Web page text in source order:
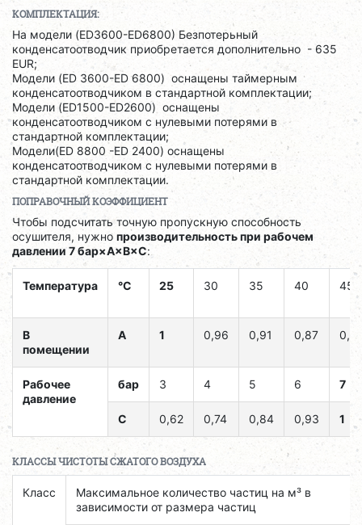
КОМПЛЕКТАЦИЯ:
На модели (ED3600-ED6800) Безпотерьный
конденсатоотводчик приобретается дополнительно - 635
EUR;
Модели (ED 3600-ED 6800) оснащены таймерным
конденсатоотводчиком в стандартной комплектации;
Модели (ED1500-ED2600) оснащены
конденсатоотводчиком с нулевыми потерями в
стандартной комплектации;
Модели(ED 8800 -ED 2400) оснащены
конденсатоотводчиком с нулевыми потерями в
стандартной комплектации.
ПОПРАВОЧНЫЙ КОЭФФИЦИЕНТ
Чтобы подсчитать точную пропускную способность
осушителя, нужно производительность при рабочем
давлении 7 бар×A×B×C:
Температура °C 25 30 35 40 45
В
помещении
A 1 0,96 0,91 0,87 0,81
Рабочее
давление
бар 3 4 5 6 7
C 0,62 0,74 0,84 0,93 1
КЛАССЫ ЧИСТОТЫ СЖАТОГО ВОЗДУХА
Класс
Максимальное количество частиц на м³ в
зависимости от размера частиц